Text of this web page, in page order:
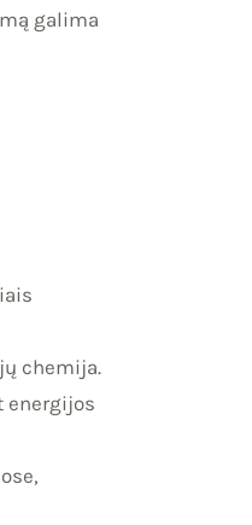
galima
chemija.
energijos